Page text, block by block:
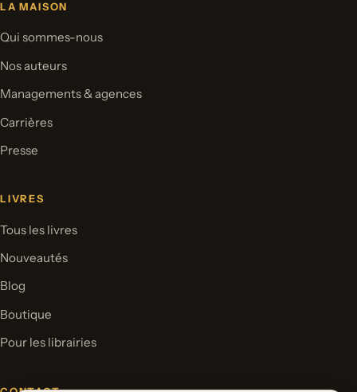
LA MAISON
Qui sommes-nous
Nos auteurs
Managements & agences
Carrières
Presse
LIVRES
Tous les livres
Nouveautés
Blog
Boutique
Pour les librairies